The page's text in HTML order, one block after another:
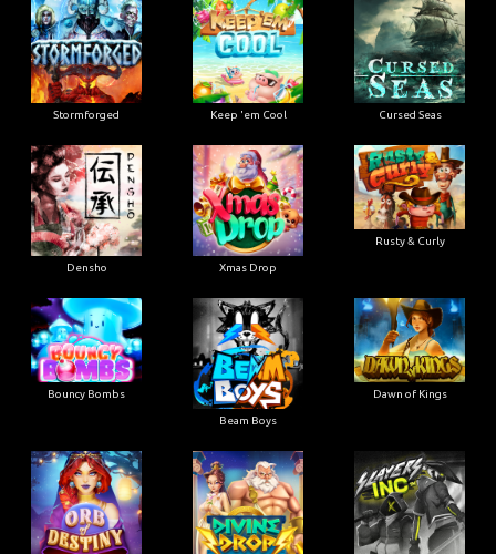
Stormforged Keep 'em Cool Cursed Seas
Densho Xmas Drop
Rusty & Curly
Bouncy Bombs
Beam Boys
Dawn of Kings